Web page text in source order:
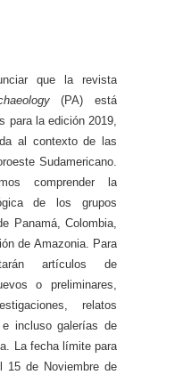
que la revista
(PA) está
para la edición 2019,
al contexto de las
Sudamericano.
comprender la
de los grupos
Panamá, Colombia,
de Amazonia. Para
artículos de
o preliminares,
relatos
incluso galerías de
La fecha límite para
15 de Noviembre de